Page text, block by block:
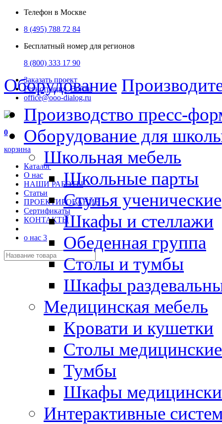
Телефон в Москве
8 (495) 788 72 84
Бесплатный номер для регионов
8 (800) 333 17 90
Заказать проект
Регистрация Войти
office@ooo-dialog.ru
0
корзина
Каталог
О нас
НАШИ РАБОТЫ
Статьи
ПРОЕКТИРОВАНИЕ
Сертификаты
КОНТАКТЫ
о нас 3
Оборудование
Производство пресс-
Оборудование для
Школьная мебель
Школьные парты
Стулья ученические
Шкафы и стеллажи
Обеденная группа
Столы и тумбы
Шкафы
Медицинская мебель
Кровати и кушетки
Столы медицинские
Тумбы
Шкафы
Интерактивные